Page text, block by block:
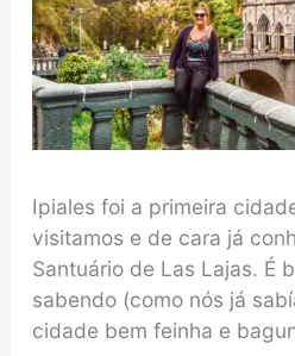
Ipiales foi a primeira
visitamos e de cara já
Santuário de Las Lajas. É
sabendo (como nós já
cidade bem feinha e